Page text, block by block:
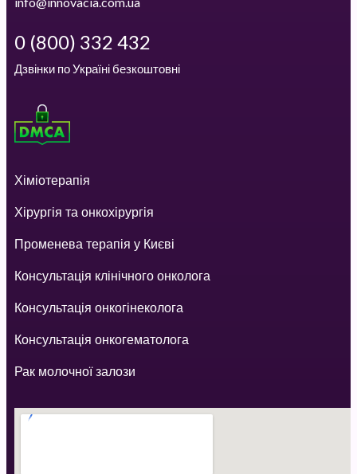
0 (800) 332 432
Дзвінки по Україні безкоштовні
Хіміотерапія
Хірургія та онкохірургія
Променева терапія у Києві
Консультація клінічного онколога
Консультація онкогінеколога
Консультація онкогематолога
Рак молочної залози